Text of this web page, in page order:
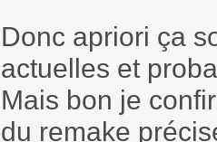
Donc apriori ça
actuelles et
Mais bon je
du remake